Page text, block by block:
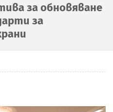
за обновяване
за